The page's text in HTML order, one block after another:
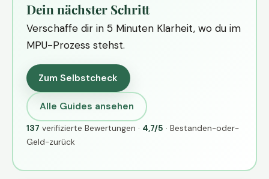
Dein nächster Schritt
Verschaffe dir in 5 Minuten Klarheit, wo du im
MPU-Prozess stehst.
Zum Selbstcheck
Alle Guides ansehen
137 verifizierte Bewertungen · 4,7/5 · Bestanden-oder-
Geld-zurück